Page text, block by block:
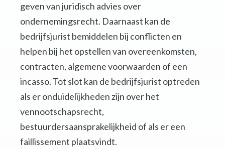
geven van juridisch advies over
ondernemingsrecht. Daarnaast kan de
bedrijfsjurist bemiddelen bij conflicten en
helpen bij het opstellen van overeenkomsten,
contracten, algemene voorwaarden of een
incasso. Tot slot kan de bedrijfsjurist optreden
als er onduidelijkheden zijn over het
vennootschapsrecht,
bestuurdersaansprakelijkheid of als er een
faillissement plaatsvindt.